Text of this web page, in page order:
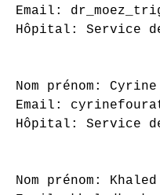
Email:
Hôpital: Service
Nom prénom:
Email:
Hôpital: Service
Nom prénom: